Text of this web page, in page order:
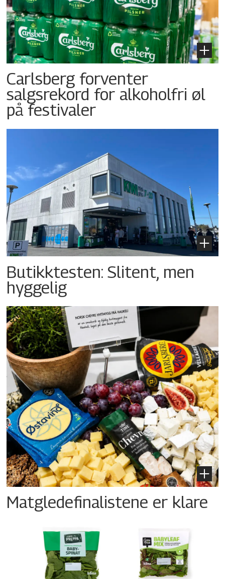
Carlsberg forventer
salgsrekord for alkoholfri øl
på festivaler
Butikktesten: Slitent, men
hyggelig
Matgledefinalistene er klare